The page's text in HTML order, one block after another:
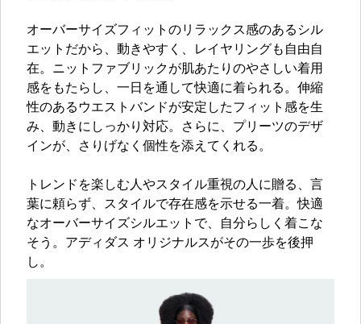
オーバーサイズフィットのリラックス感のあるシル
エットだから、動きやすく、レイヤリングも自由自
在。ニットファブリックが肌あたりのやさしい着用
感をもたらし、一日を通して快適に着られる。伸縮
性のあるウエストバンドが安定したフィット感を生
み、動きにしっかり対応。さらに、プリーツのデザ
インが、さりげなく個性を添えてくれる。
トレンドを楽しむ人やスタイル重視の人に贈る、言
葉に頼らず、スタイルで存在感を示せる一着。快適
なオーバーサイズシルエットで、自分らしく着こな
そう。アディダス オリジナルスがその一歩を後押
し。